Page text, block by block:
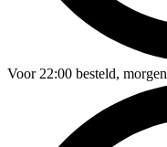
Voor22:00 besteld,